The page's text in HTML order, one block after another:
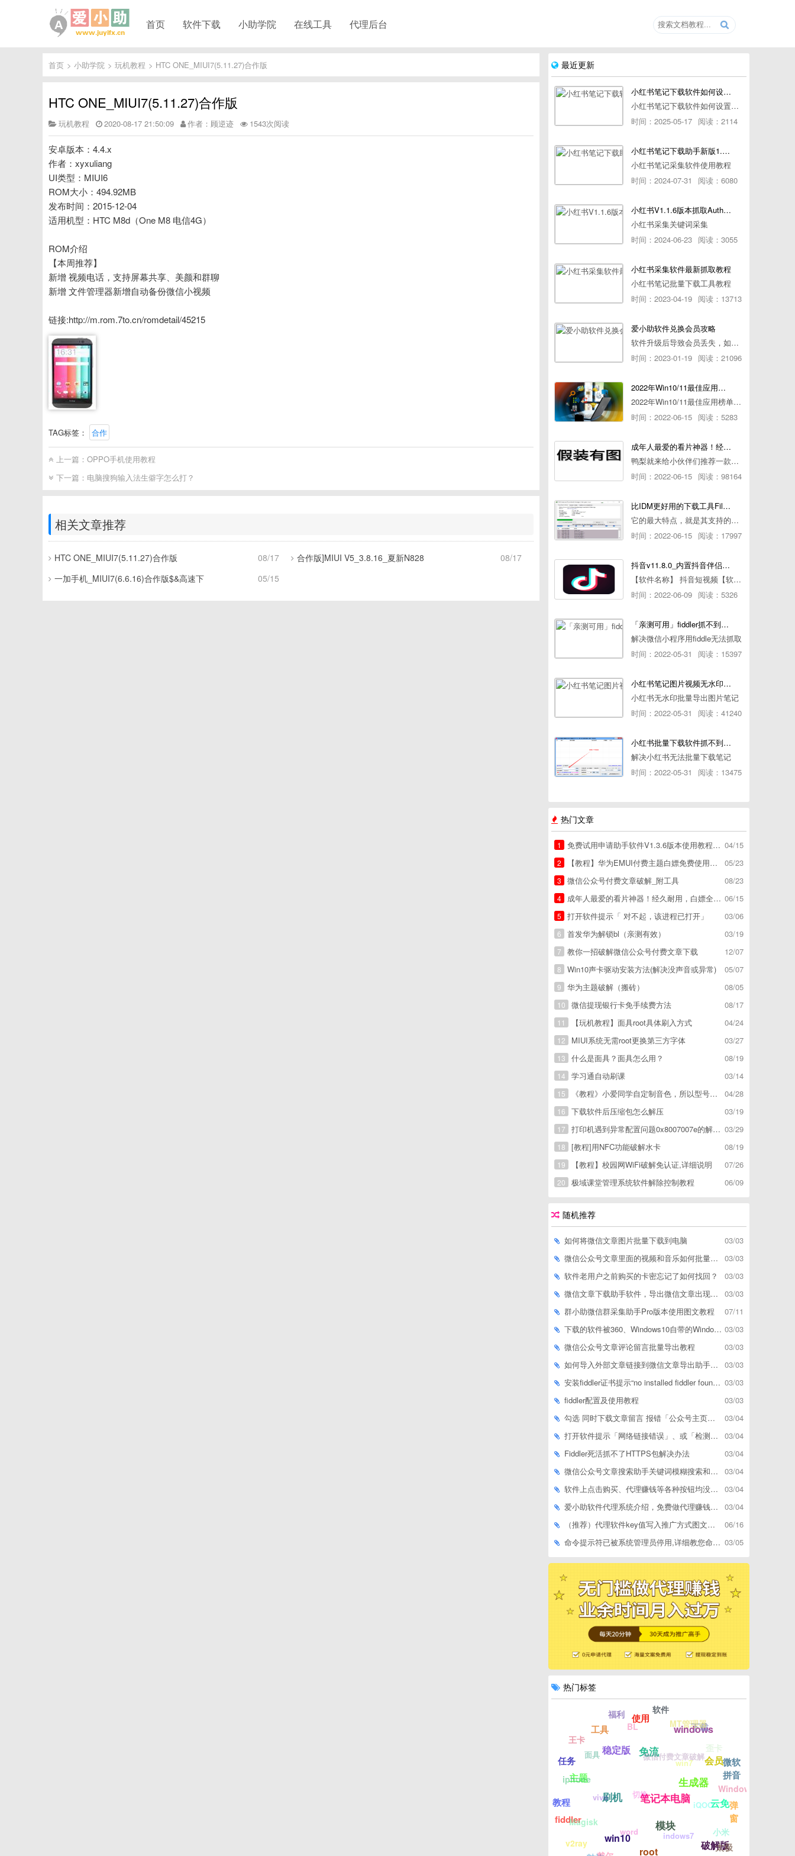
首页 软件下载 小助学院 在线工具 代理后台
首页 > 小助学院 > 玩机教程 > HTC ONE_MIUI7(5.11.27)合作版
HTC ONE_MIUI7(5.11.27)合作版
玩机教程 2020-08-17 21:50:09 作者：顾逆迹 1543次阅读
安卓版本：4.4.x
作者：xyxuliang
UI类型：MIUI6
ROM大小：494.92MB
发布时间：2015-12-04
适用机型：HTC M8d（One M8 电信4G）
ROM介绍
【本周推荐】
新增 视频电话，支持屏幕共享、美颜和群聊
新增 文件管理器新增自动备份微信小视频
链接:http://m.rom.7to.cn/romdetail/45215
TAG标签： 合作
上一篇： OPPO手机使用教程
下一篇： 电脑搜狗输入法生僻字怎么打？
相关文章推荐
08/17
HTC ONE_MIUI7(5.11.27)合作版 08/17
合作版]MIUI V5_3.8.16_夏新N828
05/15
一加手机_MIUI7(6.6.16)合作版$&高速下
最近更新
小红书笔记下载软件如何设置浏览器路径
小红书笔记下载软件如何设置浏览器路径
时间：2025-05-17 阅读：2114
小红书笔记下载助手新版1.1.7版本使用教程
小红书笔记采集软件使用教程
时间：2024-07-31
阅读：6080
小红书V1.1.6版本抓取AuthorId最新教程
小红书采集关键词采集
时间：2024-06-23 阅读：3055
小红书采集软件最新抓取教程
小红书笔记批量下载工具教程
时间：2023-04-19 阅读：13713
爱小助软件兑换会员攻略
软件升级后导致会员丢失，如何快速兑换会员详细攻略
时间：2023-01-19 阅读：21096
2022年Win10/11最佳应用榜单出炉！ 你都用过几个？
2022年Win10/11最佳应用榜单出炉！ 你都用过几个？
时间：2022-06-15 阅读：5283
成年人最爱的看片神器！经久耐用-白嫖全网资源
鸭梨就来给小伙伴们推荐一款经久耐用的良心播放器，资源齐全无广告，可以放心使用~
时间：2022-06-15 阅读：98164
比IDM更好用的下载工具File Centipede文件蜈蚣-秒杀迅雷-直接飞起！
它的最大特点，就是其支持的下载协议几乎是市面上最全面的，包括HTTP/FTP、BT种子、磁力链接，m3u8流任务（AES-128解密）。
时间：2022-06-15 阅读：17997
抖音v11.8.0_内置抖音伴侣/视频去水印
【软件名称】 抖音短视频【软件版本】 11.8.0【软件大小】 83.74M【是否Root】不需要【测试机型】PCML10 [oppo Reno Ace]【文字介绍】 抖音短视频app是一款很有意思娱
时间：2022-06-09 阅读：5326
「亲测可用」fiddler抓不到pc端微信小程序包解决方案
解决微信小程序用fiddle无法抓取
时间：2022-05-31
阅读：15397
小红书笔记图片视频无水印批量下载软件使用教程
小红书无水印批量导出图片笔记
时间：2022-05-31
阅读：41240
小红书批量下载软件抓不到authorId如何解决
解决小红书无法批量下载笔记
时间：2022-05-31
阅读：13475
热门文章
04/15
1
免费试用申请助手软件V1.3.6版本使用教程，免费领空调冰箱，附下载地址
05/23
2
【教程】华为EMUI付费主题白嫖免费使用方法。
08/23
3
微信公众号付费文章破解_附工具
06/15
4
成年人最爱的看片神器！经久耐用，白嫖全网资源
03/06
5
打开软件提示「 对不起，该进程已打开」
03/19
6
首发华为解锁bl（亲测有效）
12/07
7
教你一招破解微信公众号付费文章下载
05/07
8
Win10声卡驱动安装方法(解决没声音或异常)
08/05
9
华为主题破解（搬砖）
08/17
10
微信提现银行卡免手续费方法
04/24
11
【玩机教程】面具root具体刷入方式
03/27
12
MIUI系统无需root更换第三方字体
08/19
13
什么是面具？面具怎么用？
03/14
14
学习通自动刷课
04/28
15
《教程》小爱同学自定制音色，所以型号通用，不用root
03/19
16
下载软件后压缩包怎么解压
03/29
17
打印机遇到异常配置问题0x8007007e的解决方
08/19
18
[教程]用NFC功能破解水卡
07/26
19
【教程】校园网WiFi破解免认证,详细说明
06/09
20 极域课堂管理系统软件解除控制教程
随机推荐
03/03
如何将微信文章图片批量下载到电脑
03/03
微信公众号文章里面的视频和音乐如何批量下载到电脑上
03/03
软件老用户之前购买的卡密忘记了如何找回？
03/03
微信文章下载助手软件，导出微信文章出现「导出失败*篇」如何解决
07/11
群小助微信群采集助手Pro版本使用图文教程
03/03
下载的软件被360、Windows10自带的Windows Defender、腾讯管家等杀毒软件误删了怎么解决
03/03
微信公众号文章评论留言批量导出教程
03/03
如何导入外部文章链接到微信文章导出助手批量下载，附上3种方式
03/03
安装fiddler证书提示“no installed fiddler found”或开启代理ip失败
03/03
fiddler配置及使用教程
03/04
勾选 同时下载文章留言 报错「公众号主页和加载cookie参数不能为空」
03/04
打开软件提示「网络链接错误」、或「检测版本更新失败」等网络问题解决方案
03/04
Fiddler死活抓不了HTTPS包解决办法
03/04
微信公众号文章搜索助手关键词模糊搜索和精确匹配搜索的区别
03/04
软件上点击购买、代理赚钱等各种按钮均没有反应，不打开相应网址怎么解决
03/04
爱小助软件代理系统介绍，免费做代理赚钱，带你轻松月收入过万
06/16
（推荐）代理软件key值写入推广方式图文教程
03/05
命令提示符已被系统管理员停用,详细教您命令提示符已被系统管理员停用怎么办
热门标签
笔记本电脑
刷机
win10
root
模块
生成器
免流
稳定版
主题
fiddler
破解版
云免
会员
windows
使用
工具
任务
教程
v2ray 太极
弹
窗
微软
拼音
下载
软件
福利
王卡
iphone
Magisk
小米
Windows7
歪卡
MT管理器
BL
面具
vivo
word indows7
iQOO
win7
微信付费文章破解
切换